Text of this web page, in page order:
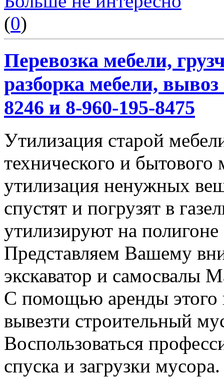
(0)
Перевозка мебели,
разборка мебели,
8246 и 8-960-195-8475
Утилизация старой
технического и
утилизация ненужных
спустят и погрузят в
утилизируют на полигоне
Представляем Вашему
экскаватор и самосвалы
С помощью аренды этого
вывезти строительный
Воспользоваться
спуска и загрузки мусора.